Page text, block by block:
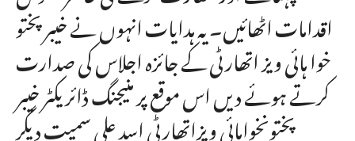
اقدامات اٹھائیں۔ یہ ہدایات انہوں نے خیبر پختو
خوا ہائی ویز اتھارٹی کے جائزہ اجلاس کی صدارت
کرتے ہوئے دیں اس موقع پر منیجنگ ڈائریکٹر خیبر
پختونخواہائی ویزاتھارٹی اسد علی سمیت دیگر